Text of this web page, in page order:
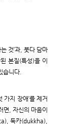
것’과, 붓다 담마
본질(특성)을 이
습니다.
가지 장애’를 제거
, 자신의 마음이
둑카(dukkha),